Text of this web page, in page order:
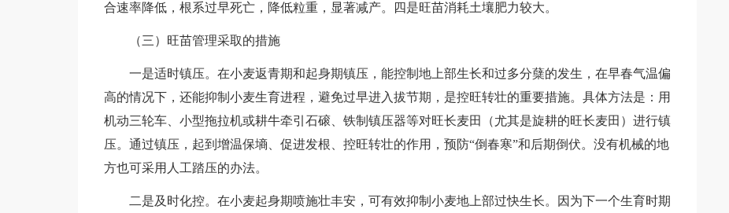
合速率降低，根系过早死亡，降低粒重，显著减产。四是旺苗消耗土壤肥力较大。
（三）旺苗管理采取的措施
一是适时镇压。在小麦返青期和起身期镇压，能控制地上部生长和过多分蘖的发生，在早春气温偏
高的情况下，还能抑制小麦生育进程，避免过早进入拔节期，是控旺转壮的重要措施。具体方法是：用
机动三轮车、小型拖拉机或耕牛牵引石磙、铁制镇压器等对旺长麦田（尤其是旋耕的旺长麦田）进行镇
压。通过镇压，起到增温保墒、促进发根、控旺转壮的作用，预防“倒春寒”和后期倒伏。没有机械的地
方也可采用人工踏压的办法。
二是及时化控。在小麦起身期喷施壮丰安，可有效抑制小麦地上部过快生长。因为下一个生育时期